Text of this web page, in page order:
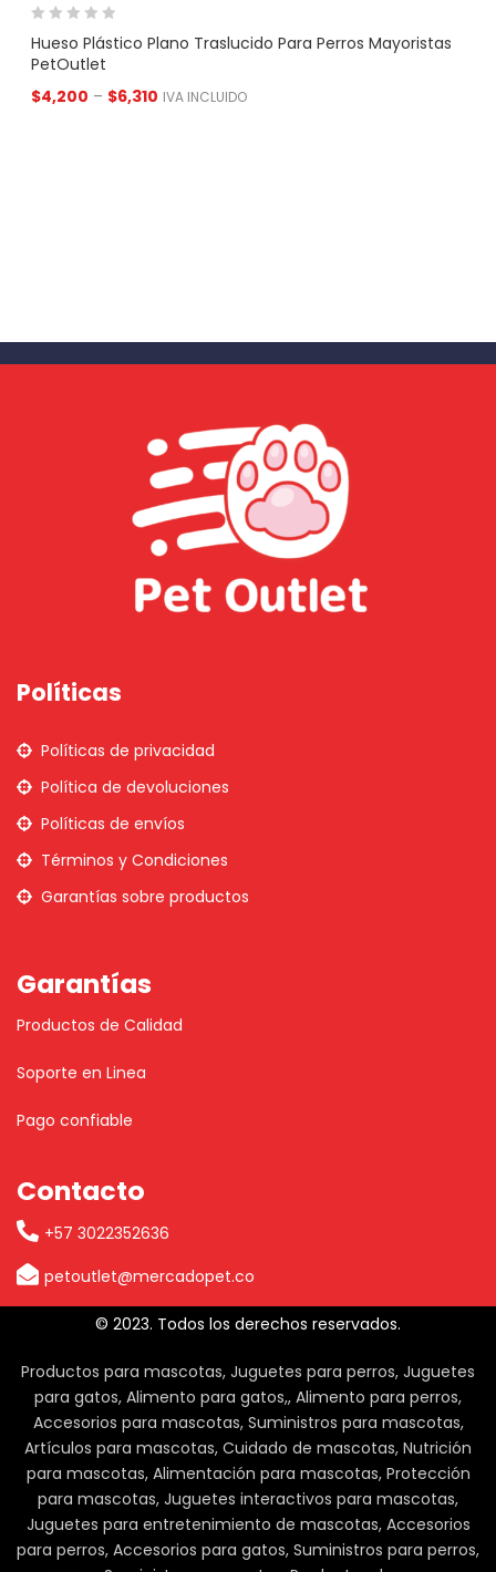
Hueso Plástico Plano Traslucido Para Perros Mayoristas
PetOutlet
$4,200 – $6,310 IVA INCLUIDO
Políticas
Políticas de privacidad
Política de devoluciones
Políticas de envíos
Términos y Condiciones
Garantías sobre productos
Garantías
Productos de Calidad
Soporte en Linea
Pago confiable
Contacto
+57 3022352636
petoutlet@mercadopet.co
© 2023. Todos los derechos reservados.
Productos para mascotas, Juguetes para perros, Juguetes
para gatos, Alimento para gatos,, Alimento para perros,
Accesorios para mascotas, Suministros para mascotas,
Artículos para mascotas, Cuidado de mascotas, Nutrición
para mascotas, Alimentación para mascotas, Protección
para mascotas, Juguetes interactivos para mascotas,
Juguetes para entretenimiento de mascotas, Accesorios
para perros, Accesorios para gatos, Suministros para perros,